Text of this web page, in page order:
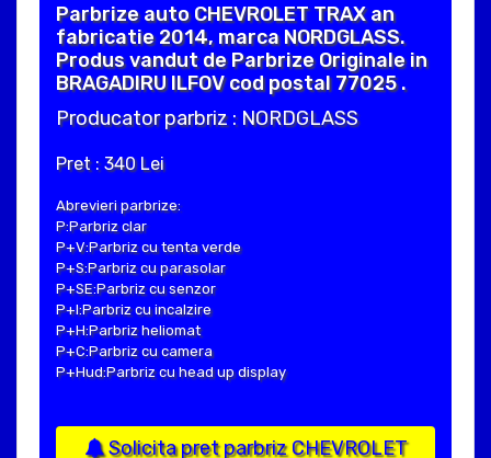
Parbrize auto CHEVROLET TRAX an
fabricatie 2014, marca NORDGLASS.
Produs vandut de Parbrize Originale in
BRAGADIRU ILFOV cod postal 77025 .
Producator parbriz : NORDGLASS
Pret : 340 Lei
Abrevieri parbrize:
P:Parbriz clar
P+V:Parbriz cu tenta verde
P+S:Parbriz cu parasolar
P+SE:Parbriz cu senzor
P+I:Parbriz cu incalzire
P+H:Parbriz heliomat
P+C:Parbriz cu camera
P+Hud:Parbriz cu head up display
Solicita pret parbriz CHEVROLET